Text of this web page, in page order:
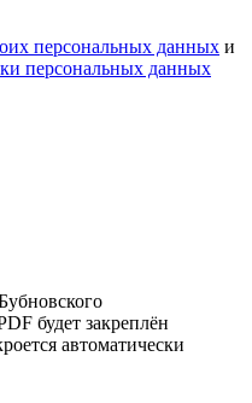
персональных данных и
персональных данных
будет закреплён
автоматически